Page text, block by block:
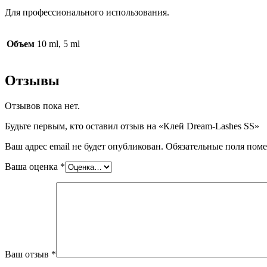
Для профессионального использования.
Объем 10 ml, 5 ml
Отзывы
Отзывов пока нет.
Будьте первым, кто оставил отзыв на «Клей Dream-Lashes SS»
Ваш адрес email не будет опубликован. Обязательные поля
Ваша оценка *
Ваш отзыв *